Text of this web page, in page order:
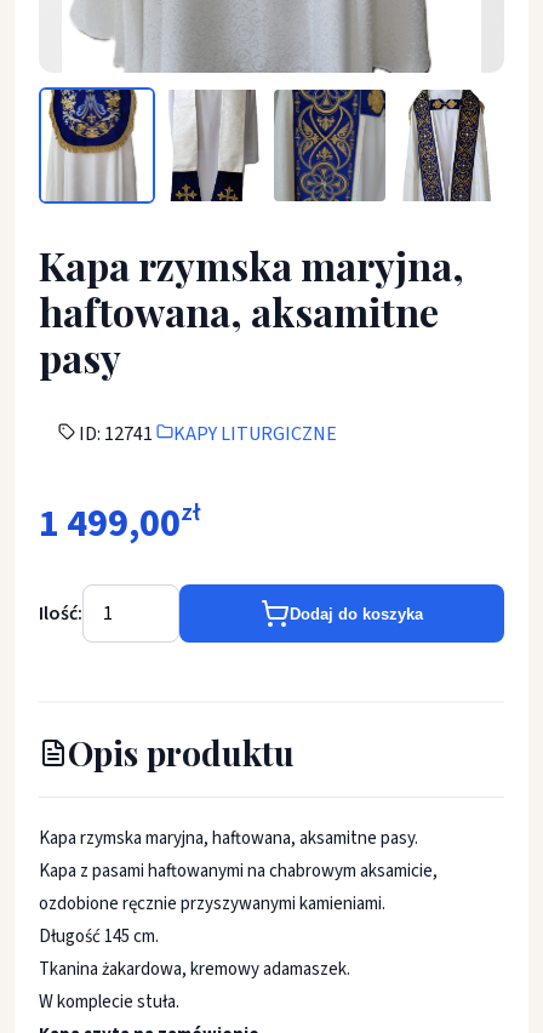
Kapa rzymska maryjna, haftowana, aksamitne pasy - KAPY
Kapa rzymska maryjna,
haftowana, aksamitne
pasy
ID: 12741 KAPY LITURGICZNE
1 499,00zł
Ilość: Dodaj do koszyka
Opis produktu
Kapa rzymska maryjna, haftowana, aksamitne pasy.
Kapa z pasami haftowanymi na chabrowym aksamicie,
ozdobione ręcznie przyszywanymi kamieniami.
Długość 145 cm.
Tkanina żakardowa, kremowy adamaszek.
W komplecie stuła.